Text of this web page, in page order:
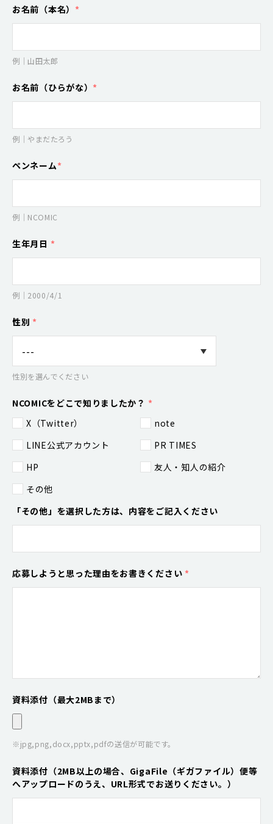
お名前（本名） *
例｜山田太郎
お名前（ひらがな） *
例｜やまだたろう
ペンネーム*
例｜NCOMIC
生年月日 *
例｜2000/4/1
性別 *
性別を選んでください
NCOMICをどこで知りましたか？ *
X（Twitter）
note
LINE公式アカウント
PR TIMES
HP
友人・知人の紹介
その他
「その他」を選択した方は、内容をご記入ください
応募しようと思った理由をお書きください *
資料添付（最大2MBまで）
※jpg,png,docx,pptx,pdfの送信が可能です。
資料添付（2MB以上の場合、GigaFile（ギガファイル）便等
へアップロードのうえ、URL形式でお送りください。）